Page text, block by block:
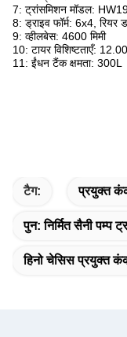
7: ट्रांसमिशन मॉडल:
8: ड्राइव फॉर्म: 6x4,
9: व्हीलबेस: 4600 मिमी
10: टायर विशिष्टताएँ:
11: ईंधन टैंक क्षमता: 300L
टैग: प्रयुक्त
पुन: निर्मित सैनी पम्प
हिनो चेसिस प्रयुक्त